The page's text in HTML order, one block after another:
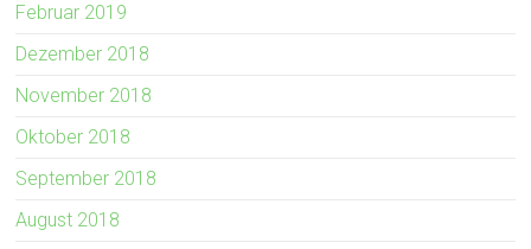
Februar 2019
Dezember 2018
November 2018
Oktober 2018
September 2018
August 2018